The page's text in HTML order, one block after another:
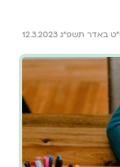
י״ט באדר תשפ״ג 12.3.2023